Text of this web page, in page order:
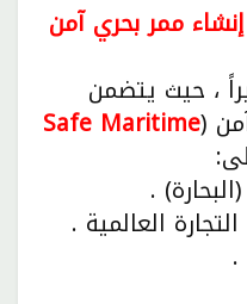
، حيث يتضمن
(
Safe Maritime